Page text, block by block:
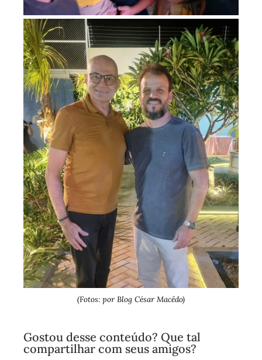
(Fotos: por Blog César Macêdo)
Gostou desse conteúdo? Que tal
compartilhar com seus amigos?